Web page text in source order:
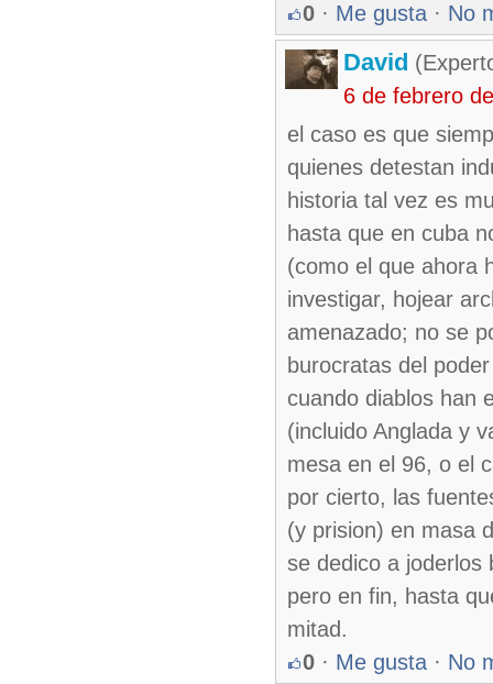
0 · Me gusta · No
David
6 de febrero
el caso es que
quienes detestan
historia tal vez es
hasta que en cuba
(como el que ahora
investigar, hojear
amenazado; no se
burocratas del
cuando diablos han
(incluido Anglada y
mesa en el 96, o el
por cierto, las
(y prision) en masa
se dedico a joderlos
pero en fin, hasta
mitad.
0 · Me gusta · No